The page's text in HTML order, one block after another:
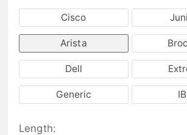
Cisco
Arista
Dell
Generic
Length: